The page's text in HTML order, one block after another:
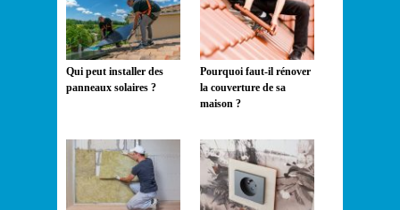
Qui peut installer des
panneaux solaires ?
Pourquoi faut-il rénover
la couverture de sa
maison ?